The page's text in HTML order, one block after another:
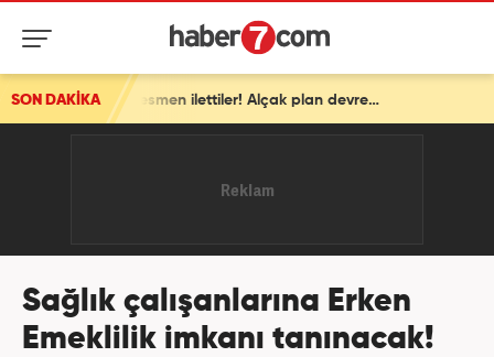
SON DAKİKA İsrail'den ortalığı karıştıracak Gazze kararı! ABD'ye resmen ilettiler! Alçak plan devrede
Sağlık çalışanlarına Erken
Emeklilik imkanı tanınacak!